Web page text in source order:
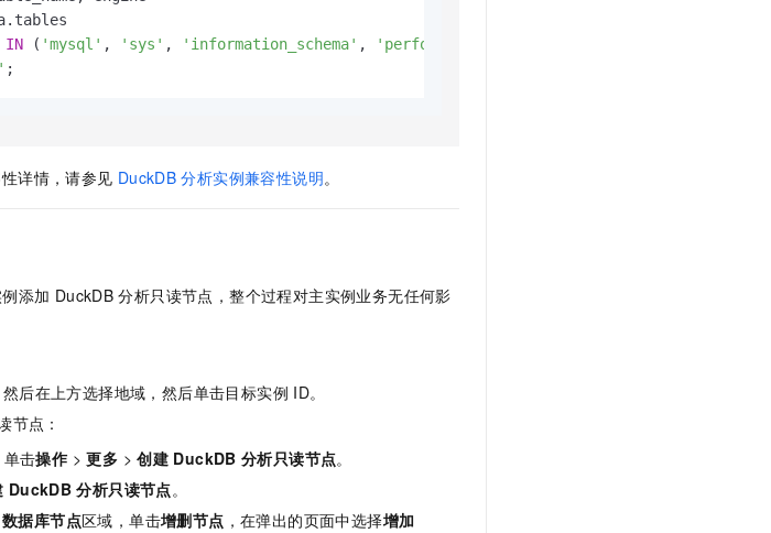
IN ( 'mysql' , 'sys' , 'information_schema' , 'performance_schema'
;
详情，请参见 DuckDB 分析实例兼容性说明。
添加 DuckDB 分析只读节点，整个过程对主实例业务无任何影
然后在上方选择地域，然后单击目标实例 ID。
节点：
单击操作 >更多 >创建 DuckDB 分析只读节点。
DuckDB 分析只读节点。
数据库节点区域，单击增删节点 ，在弹出的页面中选择增加